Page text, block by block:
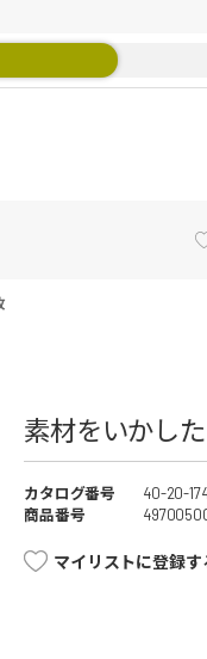
素材をいかし
カタログ番号
40-20-
商品番号
マイリストに登録す